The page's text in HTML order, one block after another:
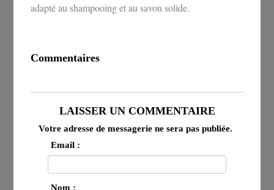
adapté au shampooing et au savon solide.
Commentaires
LAISSER UN COMMENTAIRE
Votre adresse de messagerie ne sera pas publiée.
Email :
Nom :